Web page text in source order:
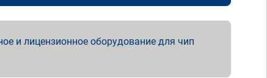
и лицензионное оборудование для чип